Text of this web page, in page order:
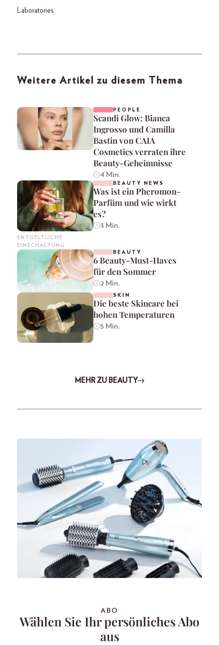
Laboratories
Weitere Artikel zu diesem Thema
PEOPLE
Scandi Glow: Bianca
Ingrosso und Camilla
Bastin von CAIA
Cosmetics verraten ihre
Beauty-Geheimnisse
4 Min.
ENTGELTLICHE
EINSCHALTUNG
BEAUTY NEWS
Was ist ein Pheromon-
Parfüm und wie wirkt
es?
3 Min.
BEAUTY
6 Beauty-Must-Haves
für den Sommer
2 Min.
SKIN
Die beste Skincare bei
hohen Temperaturen
5 Min.
MEHR ZU BEAUTY
ABO
Wählen Sie Ihr persönliches Abo
aus